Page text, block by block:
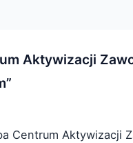
Aktywizacji
Centrum Aktywizacji